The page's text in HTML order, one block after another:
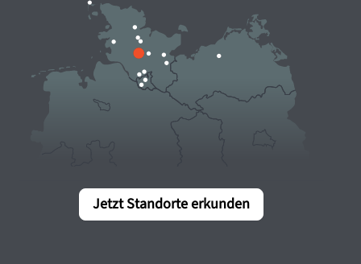
Jetzt Standorte erkunden